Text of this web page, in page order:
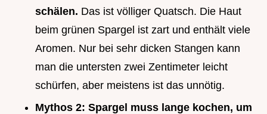
schälen. Das ist völliger Quatsch. Die Haut
beim grünen Spargel ist zart und enthält viele
Aromen. Nur bei sehr dicken Stangen kann
man die untersten zwei Zentimeter leicht
schürfen, aber meistens ist das unnötig.
Mythos 2: Spargel muss lange kochen, um